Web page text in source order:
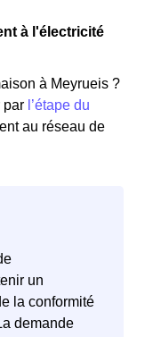
à l'électricité
à Meyrueis ?
par l’étape du
au réseau de
un
la conformité
demande